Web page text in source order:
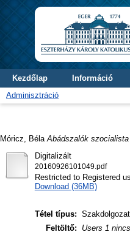
Kezdőlap Információ
Adminisztráció
Móricz, Béla Abádszalók szocialista
Digitalizált
20160926101049.pdf
Restricted to Registered
Download (36MB)
Tétel típus:
Feltöltő:
Users 1